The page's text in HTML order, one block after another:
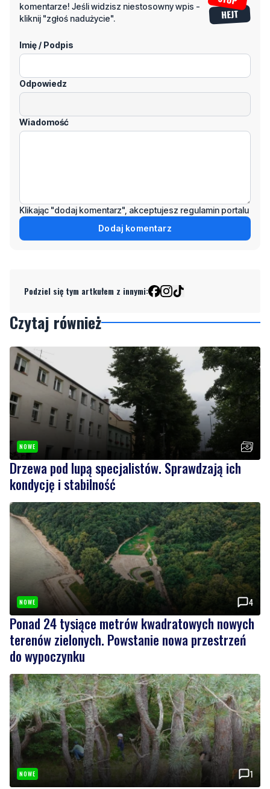
komentarze! Jeśli widzisz niestosowny wpis -
kliknij "zgłoś nadużycie".
Imię / Podpis
Odpowiedz
Wiadomość
Klikając "dodaj komentarz", akceptujesz regulamin portalu
Dodaj komentarz
Podziel się tym artkułem z innymi:
Czytaj również
NOWE
Drzewa pod lupą specjalistów. Sprawdzają ich
kondycję i stabilność
NOWE 4
Ponad 24 tysiące metrów kwadratowych nowych
terenów zielonych. Powstanie nowa przestrzeń
do wypoczynku
NOWE 1